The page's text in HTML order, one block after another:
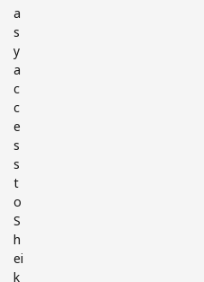
a
s
y
a
c
c
e
s
s
t
o
S
h
ei